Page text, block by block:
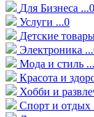
Для Бизнеса ...0
Услуги ...0
Детские
Электроника
Мода и стиль
Красота и
Хобби и
Спорт и отдых